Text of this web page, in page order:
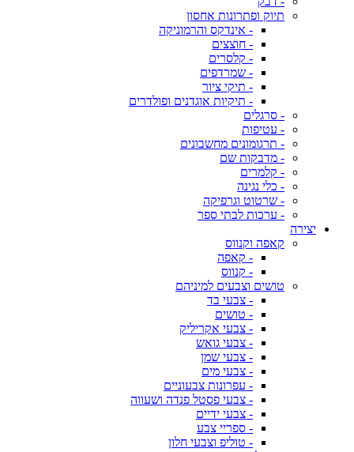
תיוק ופתרונות אחסון
- אינדקס והרמוניקה
- חוצצים
- קלסרים
- שמרדפים
- תיקי ציור
- תיקיות אוגדנים ופולדרים
- סרגלים
- עטיפות
- תרגומונים מחשבונים
- מדבקות שם
- קלמרים
- כלי נגינה
- שרטוט וגרפיקה
- ערכות לבתי ספר
יצירה
קאפה וקנווס
- קאפה
- קנווס
טושים וצבעים למיניהם
- צבעי בד
- טושים
- צבעי אקריליק
- צבעי גואש
- צבעי שמן
- צבעי מים
- עפרונות צבעוניים
- צבעי פסטל פנדה ושעווה
- צבעי ידיים
- ספריי צבע
- טוליפ וצבעי חלון